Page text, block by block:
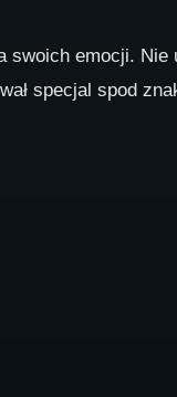
swoich emocji.
specjal spod